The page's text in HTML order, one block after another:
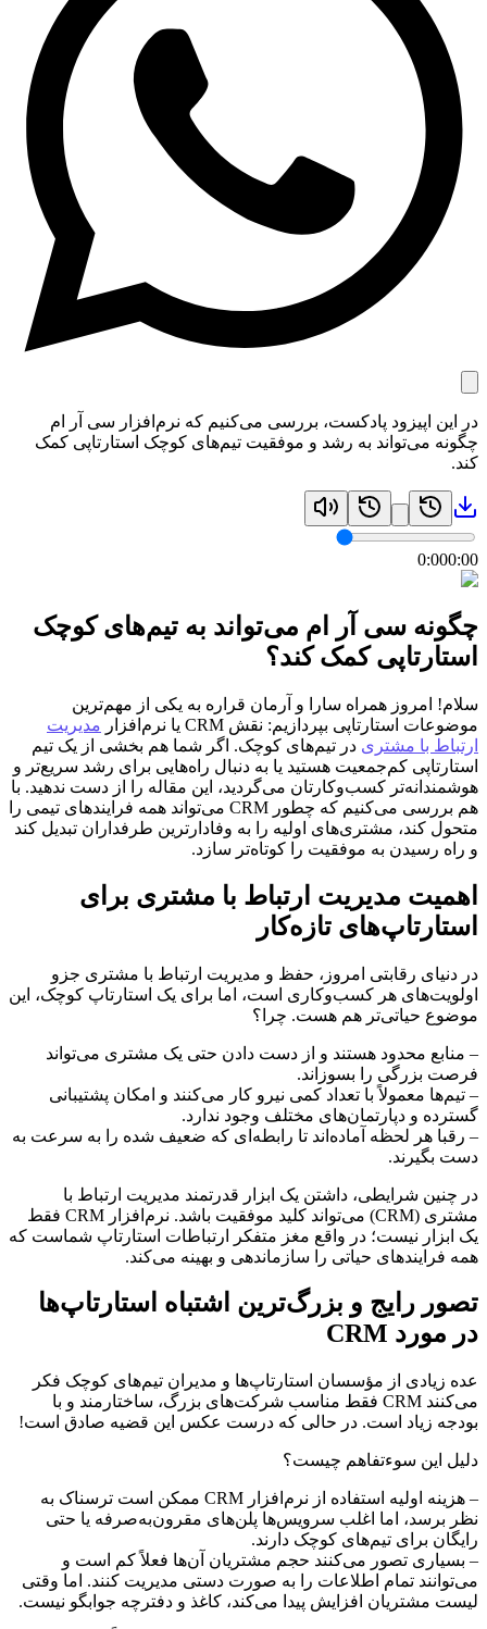
در این اپیزود پادکست، بررسی می‌کنیم که نرم‌افزار سی آر ام
چگونه می‌تواند به رشد و موفقیت تیم‌های کوچک استارتاپی کمک
کند.
0:000:00
چگونه سی آر ام می‌تواند به تیم‌های کوچک
استارتاپی کمک کند؟
سلام! امروز همراه سارا و آرمان قراره به یکی از مهم‌ترین
موضوعات استارتاپی بپردازیم: نقش CRM یا نرم‌افزار
مدیریت
ارتباط با مشتری در تیم‌های کوچک. اگر شما هم بخشی از یک تیم
استارتاپی کم‌جمعیت هستید یا به دنبال راه‌هایی برای رشد سریع‌تر و
هوشمندانه‌تر کسب‌وکارتان می‌گردید، این مقاله را از دست ندهید. با
هم بررسی می‌کنیم که چطور CRM می‌تواند همه فرایندهای تیمی را
متحول کند، مشتری‌های اولیه را به وفادارترین طرفداران تبدیل کند
و راه رسیدن به موفقیت را کوتاه‌تر سازد.
اهمیت مدیریت ارتباط با مشتری برای
استارتاپ‌های تازه‌کار
در دنیای رقابتی امروز، حفظ و مدیریت ارتباط با مشتری جزو
اولویت‌های هر کسب‌وکاری است، اما برای یک استارتاپ کوچک، این
موضوع حیاتی‌تر هم هست. چرا؟
– منابع محدود هستند و از دست دادن حتی یک مشتری می‌تواند
فرصت بزرگی را بسوزاند.
– تیم‌ها معمولاً با تعداد کمی نیرو کار می‌کنند و امکان پشتیبانی
گسترده و دپارتمان‌های مختلف وجود ندارد.
– رقبا هر لحظه آماده‌اند تا رابطه‌ای که ضعیف شده را به سرعت به
دست بگیرند.
در چنین شرایطی، داشتن یک ابزار قدرتمند مدیریت ارتباط با
مشتری (CRM) می‌تواند کلید موفقیت باشد. نرم‌افزار CRM فقط
یک ابزار نیست؛ در واقع مغز متفکر ارتباطات استارتاپ شماست که
همه فرایندهای حیاتی را سازماندهی و بهینه می‌کند.
تصور رایج و بزرگ‌ترین اشتباه استارتاپ‌ها
در مورد CRM
عده زیادی از مؤسسان استارتاپ‌ها و مدیران تیم‌های کوچک فکر
می‌کنند CRM فقط مناسب شرکت‌های بزرگ، ساختارمند و با
بودجه زیاد است. در حالی که درست عکس این قضیه صادق است!
دلیل این سوءتفاهم چیست؟
– هزینه اولیه استفاده از نرم‌افزار CRM ممکن است ترسناک به
نظر برسد، اما اغلب سرویس‌ها پلن‌های مقرون‌به‌صرفه یا حتی
رایگان برای تیم‌های کوچک دارند.
– بسیاری تصور می‌کنند حجم مشتریان آن‌ها فعلاً کم است و
می‌توانند تمام اطلاعات را به صورت دستی مدیریت کنند. اما وقتی
لیست مشتریان افزایش پیدا می‌کند، کاغذ و دفترچه جوابگو نیست.